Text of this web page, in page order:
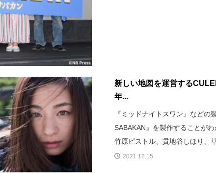
新しい地図を運営する
年...
『ミッドナイトスワン』など
SABAKAN』を製作することが
竹原ピストル、貫地谷しほり、
2021.12.15